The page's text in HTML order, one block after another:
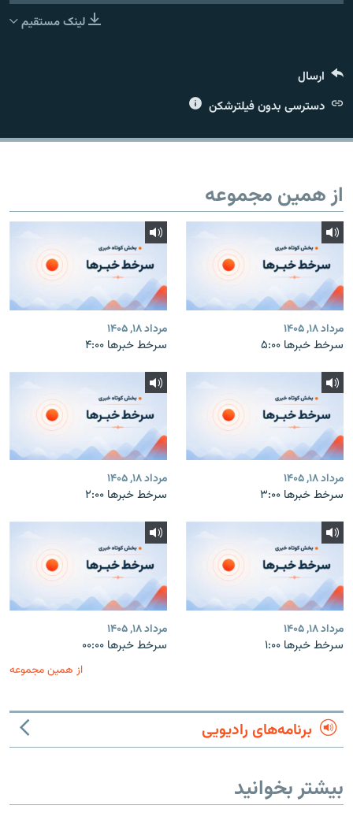
لینک مستقیم
ارسال
دسترسی بدون فیلترشکن
از همین مجموعه
مرداد ۱۸, ۱۴۰۵
سرخط خبرها ۵:۰۰
مرداد ۱۸, ۱۴۰۵
سرخط خبرها ۴:۰۰
مرداد ۱۸, ۱۴۰۵
سرخط خبرها ۳:۰۰
مرداد ۱۸, ۱۴۰۵
سرخط خبرها ۲:۰۰
مرداد ۱۸, ۱۴۰۵
سرخط خبرها ۱:۰۰
مرداد ۱۸, ۱۴۰۵
سرخط خبرها ۰۰:۰۰
از همین مجموعه
برنامه‌های رادیویی
بیشتر بخوانید